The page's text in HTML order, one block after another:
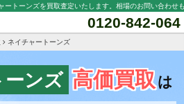
ートーンズを買取査定いたします。相場のお問い合わせ
0120-842-064
ネイチャートーンズ
ンズ 高価買取は